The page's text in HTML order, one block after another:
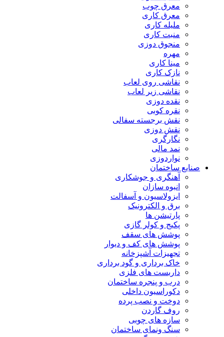
معرق چوب
معرق کاری
مليله کاری
منبت کاری
منجوق دوزی
مهره
مینا کاری
نازک کاری
نقاشی روی لعاب
نقاشی زیر لعاب
نقده دوزی
نقره کوبی
نقش برجسته سفالی
نقش دوزی
نگارگری
نمد مالی
نواردوزی
صنایع ساختمان
آهنگری و جوشکاری
انبوه سازان
ایزولاسیون و آسفالت
برق و الکترونیک
پارتیشن ها
پکیج و کولر گازی
پوشش های سقف
پوشش های کف و دیوار
تجهیزات آشپزخانه
خاک برداری و گود برداری
داربست های فلزی
درب و پنجره ساختمان
دکوراسیون داخلی
دوخت و نصب پرده
روف گاردن
سازه های چوبی
سنگ ونمای ساختمان